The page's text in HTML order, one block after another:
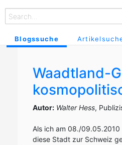
Blogssuche
Waadtland-
Autor: Walter Hess,
Als ich am 08./09.05.2010
diese Stadt zur Schweiz